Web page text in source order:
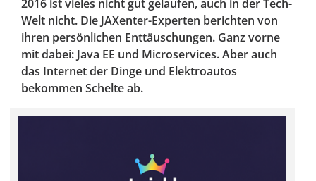
2016 ist vieles nicht gut gelaufen, auch in der Tech-
Welt nicht. Die JAXenter-Experten berichten von
ihren persönlichen Enttäuschungen. Ganz vorne
mit dabei: Java EE und Microservices. Aber auch
das Internet der Dinge und Elektroautos
bekommen Schelte ab.